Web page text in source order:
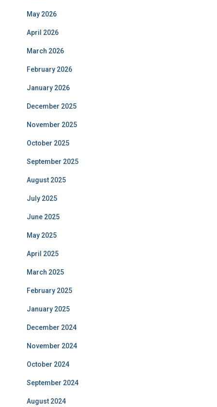
May 2026
April 2026
March 2026
February 2026
January 2026
December 2025
November 2025
October 2025
September 2025
August 2025
July 2025
June 2025
May 2025
April 2025
March 2025
February 2025
January 2025
December 2024
November 2024
October 2024
September 2024
August 2024